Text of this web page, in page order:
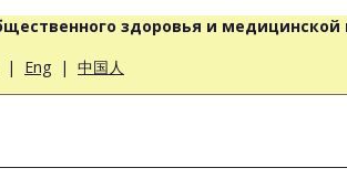
здоровья и
| Eng | 中国人